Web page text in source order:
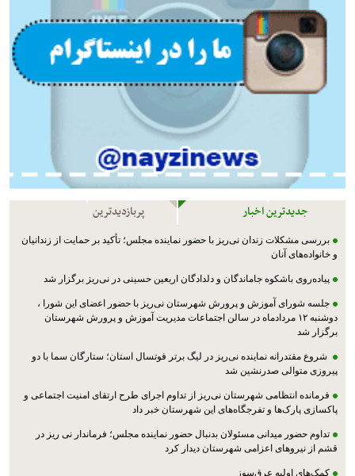
جدیدترین اخبار پربازدیدترین
بررسی مشکلات زندان نی‌ریز با حضور نماینده مجلس؛ تأکید بر حمایت از زندانیان
و خانواده‌های آنان
پیاده‌روی باشکوه جاماندگان و دلدادگان اربعین حسینی در نی‌ریز برگزار شد
جلسه شورای آموزش و پرورش شهرستان نی‌ریز با حضور اعضای این شورا ،
دوشنبه ۱۲ مردادماه در سالن اجتماعات مدیریت آموزش و پرورش شهرستان
برگزار شد
شروع مقتدرانه نماینده نی‌ریز در لیگ برتر فوتسال استان؛ ستارگان سما با دو
پیروزی متوالی صدرنشین شد
فرمانده انتظامی شهرستان نی‌ریز از تداوم اجرای طرح ارتقای امنیت اجتماعی و
پاکسازی پارک‌ها و تفرجگاه‌های این شهرستان خبر داد
تداوم حضور میدانی مسئولان بدنبال حضور نماینده مجلس؛ فرماندار نی ریز در
قشم از نیروهای اعزامی شهرستان دیدار کرد
کمک‌های اولیه عرق‌سوز